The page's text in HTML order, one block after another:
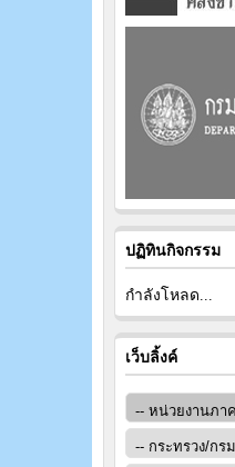
ปฏิทินกิจกรรม
กำลังโหลด...
เว็บลิ้งค์